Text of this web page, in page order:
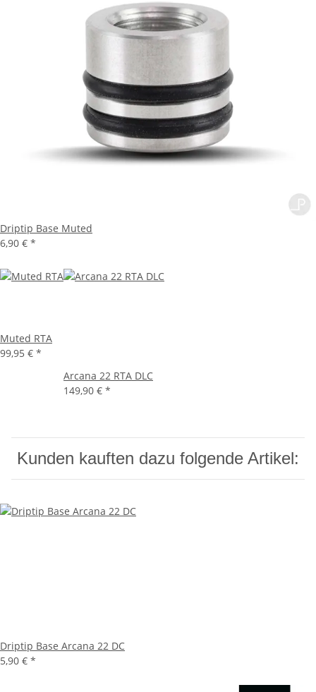
Driptip Base Muted
6,90 € *
Muted RTA
99,95 € *
Arcana 22 RTA DLC
149,90 € *
Kunden kauften dazu folgende Artikel:
Driptip Base Arcana 22 DC
5,90 € *